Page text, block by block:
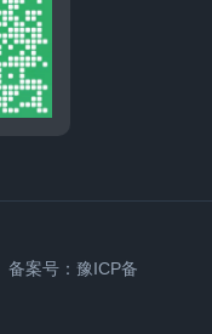
备案号：豫ICP备